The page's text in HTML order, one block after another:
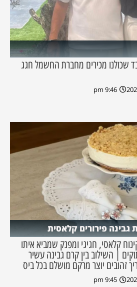
שכולנו מכירים מחברת החשמל חגג
9:46 pm
פירורים קלאסית
קלאסי, חגיגי ומפנק שמביא איתו
| השילוב בין קרם גבינה עשיר
זהובים יוצר מרקם מושלם בכל ביס
9:45 pm